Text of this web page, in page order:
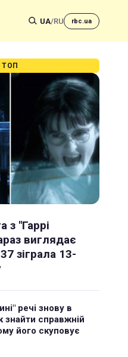
UA/RU rbc.ua
ТОП
з "Гаррі
виглядає
зіграла 13-
речі знову в
знайти справжній
його скуповує